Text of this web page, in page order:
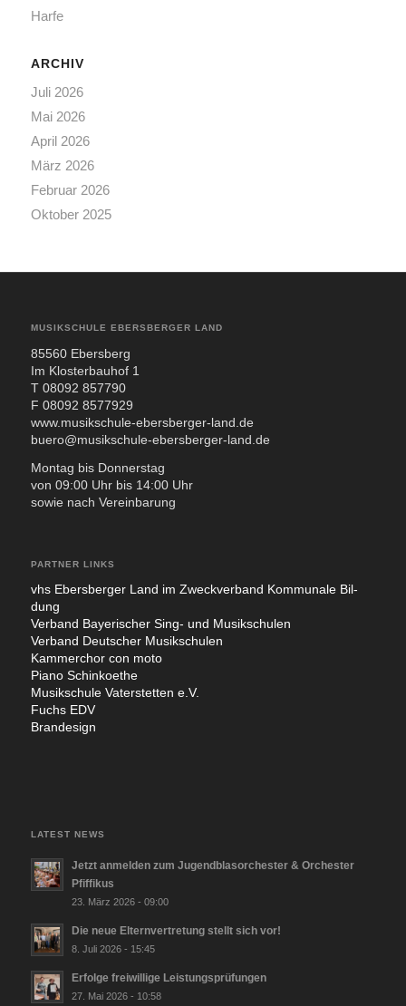
Harfe
ARCHIV
Juli 2026
Mai 2026
April 2026
März 2026
Februar 2026
Oktober 2025
MUSIKSCHULE EBERSBERGER LAND
85560 Ebers­berg
Im Klos­ter­bau­hof 1
T 08092 857790
F 08092 8577929
www.musikschule-ebersberger-land.de
buero@musikschule-ebersberger-land.de
Mon­tag bis Don­ners­tag
von 09:00 Uhr bis 14:00 Uhr
sowie nach Ver­ein­ba­rung
PARTNER LINKS
vhs Ebers­ber­ger Land im Zweck­ver­band Kom­mu­na­le Bil­
dung
Ver­band Baye­ri­scher Sing- und Musik­schu­len
Ver­band Deut­scher Musik­schu­len
Kam­mer­chor con moto
Pia­no Sch­in­koe­the
Musik­schu­le Vater­stet­ten e.V.
Fuchs EDV
Bran­de­sign
LATEST NEWS
Jetzt anmelden zum Jugendblasorchester & Orchester
Pfiffikus
23. März 2026 - 09:00
Die neue Elternvertretung stellt sich vor!
8. Juli 2026 - 15:45
Erfolge freiwillige Leistungsprüfungen
27. Mai 2026 - 10:58